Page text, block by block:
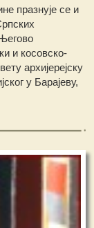
празнује се и
и косовско-
архијерејску
у Барајеву,